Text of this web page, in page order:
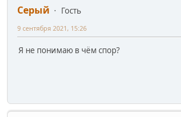
Серый
Гость
9 сентября 2021, 15:26
Я не понимаю в чём спор?